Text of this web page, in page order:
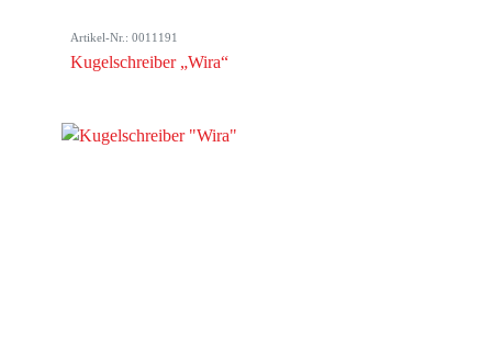
Artikel-Nr.: 0011191
Kugelschreiber „Wira“